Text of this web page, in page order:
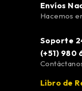
Envíos
Hacemos
Soporte
(+51) 980
Libro de